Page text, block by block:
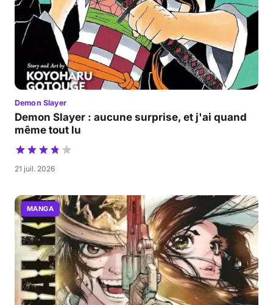
Demon Slayer
Demon Slayer : aucune surprise, et j'ai quand
même tout lu
21 juil. 2026
MANGA